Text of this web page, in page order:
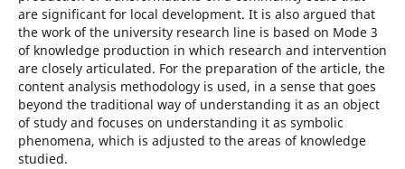
are significant for local development. It is also argued that
the work of the university research line is based on Mode 3
of knowledge production in which research and intervention
are closely articulated. For the preparation of the article, the
content analysis methodology is used, in a sense that goes
beyond the traditional way of understanding it as an object
of study and focuses on understanding it as symbolic
phenomena, which is adjusted to the areas of knowledge
studied.